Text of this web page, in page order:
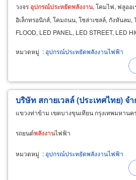
วงจร อุปกรณ์ประหยัดพลังงาน, โคมไฟ, ฟลูออ
อิเล็กทรอนิกส์, โคมถนน, โซล่าเซลล์, กังหันลม,
FLOOD, LED PANEL, LED STREET, LED
หมวดหมู่ : อุปกรณ์ประหยัดพลังงานไฟฟ้า
บริษัท สกายเวลล์ (ประเทศไทย) จ
แขวงท่าข้าม เขตบางขุนเทียน กรุงเทพมหานค
รถยนต์พลังงานไฟฟ้า
หมวดหมู่ : อุปกรณ์ประหยัดพลังงานไฟฟ้า